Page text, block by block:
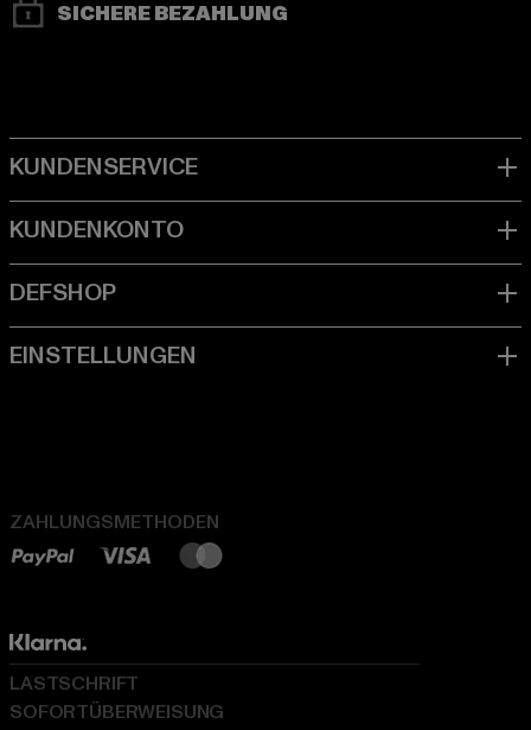
SICHERE BEZAHLUNG
ZAHLUNGSMETHODEN
LASTSCHRIFT
SOFORTÜBERWEISUNG